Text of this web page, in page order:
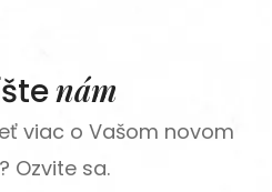
nám
viac o Vašom novom
Ozvite sa.